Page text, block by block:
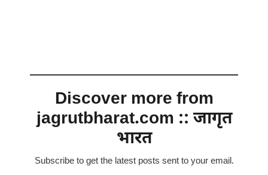
Discover more from
jagrutbharat.com :: जागृत
भारत
Subscribe to get the latest posts sent to your email.